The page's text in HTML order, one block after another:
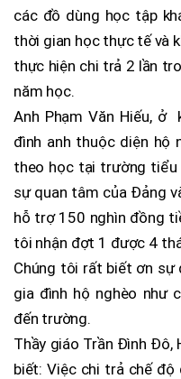
các đồ dùng học tập
thời gian học thực tế và
thực hiện chi trả 2 lần
năm học.
Anh Phạm Văn Hiếu, ở
đình anh thuộc diện hộ
theo học tại trường tiểu
sự quan tâm của Đảng
hỗ trợ 150 nghìn đồng
tôi nhận đợt 1 được 4
Chúng tôi rất biết ơn sự
gia đình hộ nghèo như
đến trường.
Thầy giáo Trần Đình Đô,
biết: Việc chi trả chế